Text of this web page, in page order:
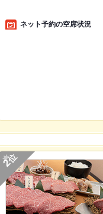
ネット予約の空席状況
2
位